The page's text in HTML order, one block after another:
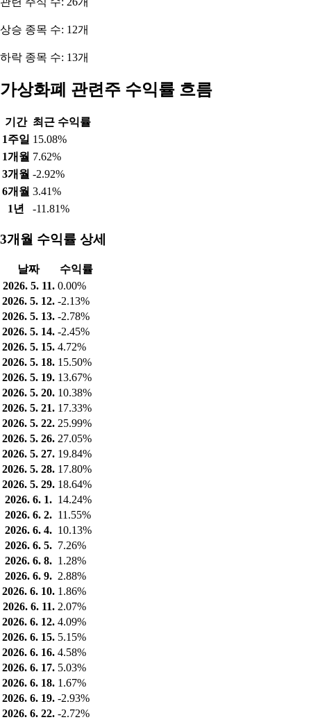
상승 종목 수: 12개
하락 종목 수: 13개
가상화폐 관련주 수익률 흐름
기간 최근 수익률
1주일 15.08%
1개월 7.62%
3개월 -2.92%
6개월 3.41%
1년
-11.81%
3개월 수익률 상세
날짜
수익률
2026. 5. 11. 0.00%
2026. 5. 12. -2.13%
2026. 5. 13. -2.78%
2026. 5. 14. -2.45%
2026. 5. 15. 4.72%
2026. 5. 18. 15.50%
2026. 5. 19. 13.67%
2026. 5. 20. 10.38%
2026. 5. 21. 17.33%
2026. 5. 22. 25.99%
2026. 5. 26. 27.05%
2026. 5. 27. 19.84%
2026. 5. 28. 17.80%
2026. 5. 29. 18.64%
2026. 6. 1. 14.24%
2026. 6. 2. 11.55%
2026. 6. 4. 10.13%
2026. 6. 5. 7.26%
2026. 6. 8. 1.28%
2026. 6. 9. 2.88%
2026. 6. 10. 1.86%
2026. 6. 11. 2.07%
2026. 6. 12. 4.09%
2026. 6. 15. 5.15%
2026. 6. 16. 4.58%
2026. 6. 17. 5.03%
2026. 6. 18. 1.67%
2026. 6. 19. -2.93%
2026. 6. 22. -2.72%